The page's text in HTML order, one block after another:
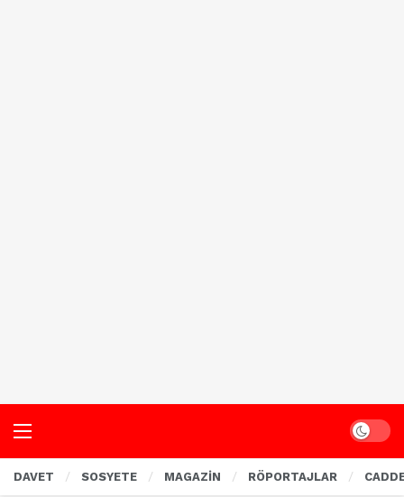
Dark
DAVET SOSYETE MAGAZİN RÖPORTAJLAR